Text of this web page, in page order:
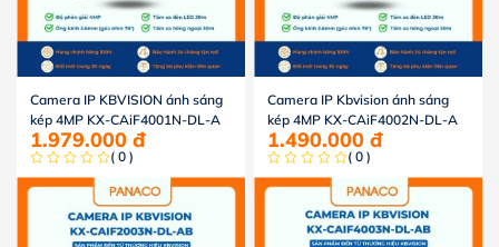
Camera IP KBVISION ánh sáng
kép 4MP KX-CAiF4001N-DL-A
1.979.000 đ
( 0 )
Camera IP Kbvision ánh sáng
kép 4MP KX-CAiF4002N-DL-A
1.490.000 đ
( 0 )